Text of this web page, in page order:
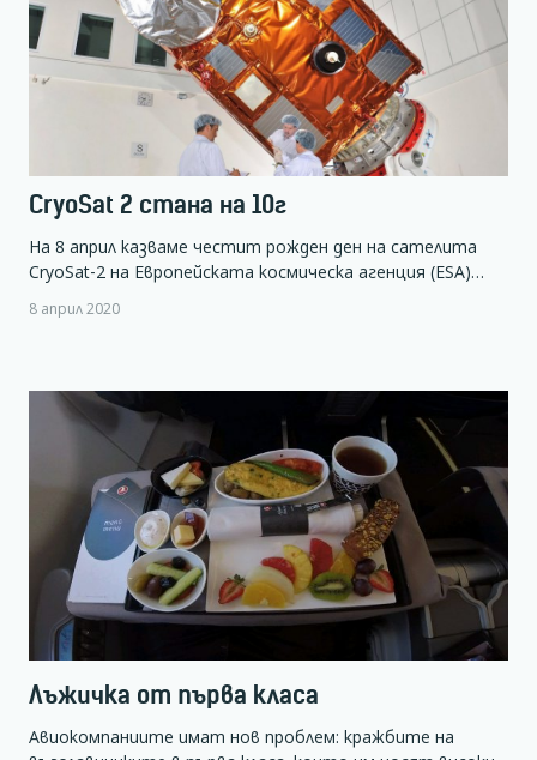
CryoSat 2 стана на 10г
На 8 април казваме честит рожден ден на сателита
CryoSat-2 на Европейската космическа агенция (ESA)…
8 април 2020
Лъжичка от първа класа
Авиокомпаниите имат нов проблем: кражбите на